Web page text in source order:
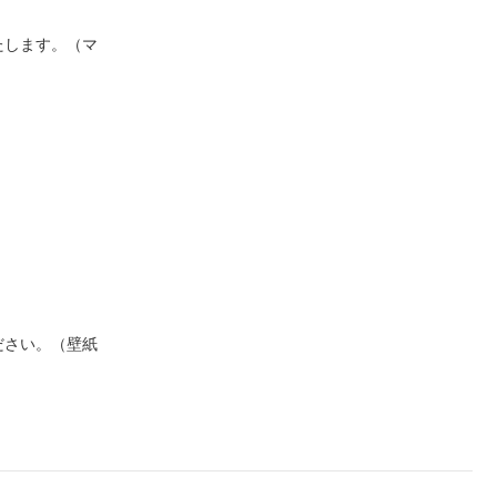
ます。（マ
い。（壁紙